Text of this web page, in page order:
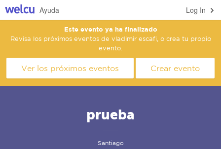
Log In
Ayuda
Este evento ya ha finalizado
Revisa los próximos eventos de vladimir escafi, o crea tu propio
evento.
Ver los próximos eventos Crear evento
prueba
Santiago